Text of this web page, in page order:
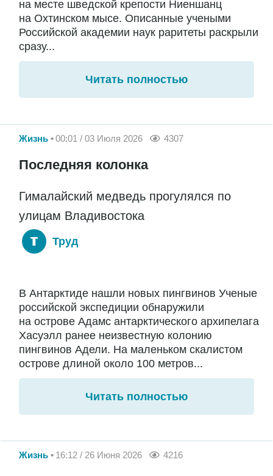
на месте шведской крепости Ниеншанц
на Охтинском мысе. Описанные учеными
Российской академии наук раритеты раскрыли
сразу...
Читать полностью
Жизнь 00:01 / 03 Июля 2026 4307
Последняя колонка
Гималайский медведь прогулялся по
улицам Владивостока
Труд
В Антарктиде нашли новых пингвинов Ученые
российской экспедиции обнаружили
на острове Адамс антарктического архипелага
Хасуэлл ранее неизвестную колонию
пингвинов Адели. На маленьком скалистом
острове длиной около 100 метров...
Читать полностью
Жизнь 16:12 / 26 Июня 2026 4216